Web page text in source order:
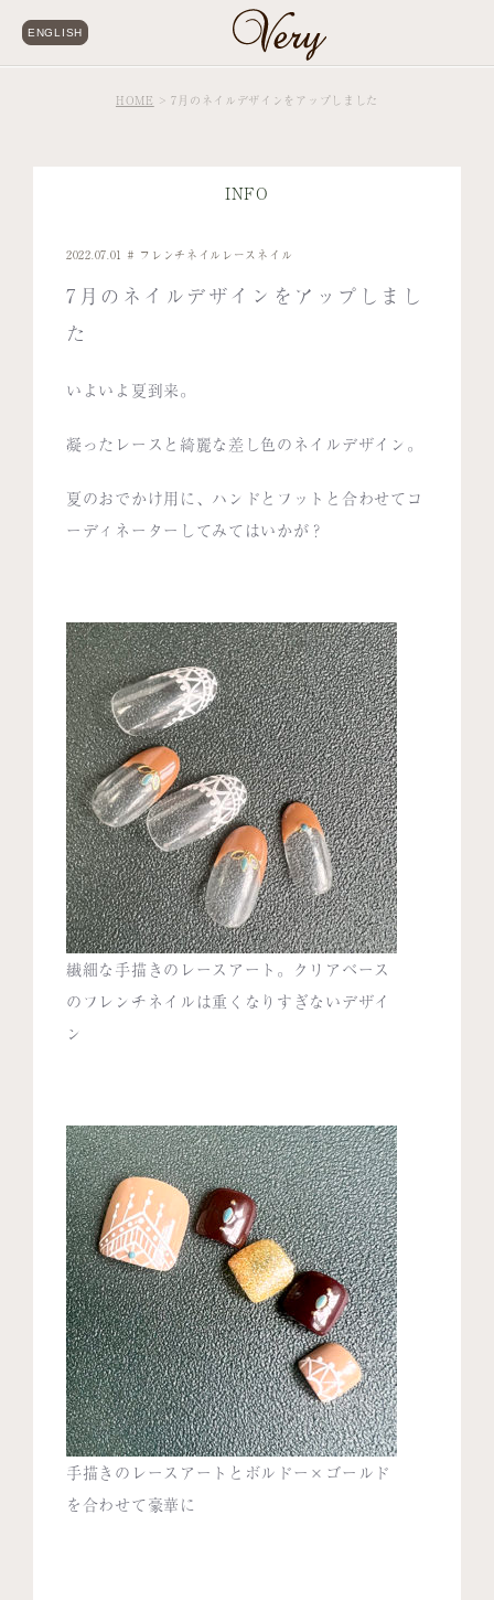
ENGLISH
HOME 7月のネイルデザインをアップしました
INFO
2022.07.01 フレンチネイル レースネイル
7月のネイルデザインをアップしまし
た
いよいよ夏到来。
凝ったレースと綺麗な差し色のネイルデザイン。
夏のおでかけ用に、ハンドとフットと合わせてコ
ーディネーターしてみてはいかが？
繊細な手描きのレースアート。クリアベース
のフレンチネイルは重くなりすぎないデザイ
ン
手描きのレースアートとボルドー×ゴールド
を合わせて豪華に